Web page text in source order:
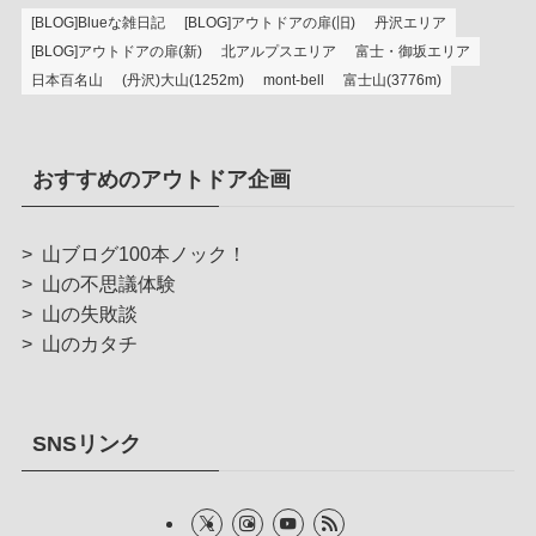
[BLOG]Blueな雑日記 [BLOG]アウトドアの扉(旧)
丹沢エリア
[BLOG]アウトドアの扉(新)
北アルプスエリア
富士・御坂エリア
日本百名山
(丹沢)大山(1252m) mont-bell 富士山(3776m)
おすすめのアウトドア企画
> 山ブログ100本ノック！
> 山の不思議体験
> 山の失敗談
> 山のカタチ
SNSリンク